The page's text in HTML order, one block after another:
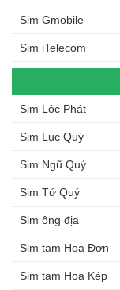
Sim Gmobile
Sim iTelecom
Sim Lộc Phát
Sim Lục Quý
Sim Ngũ Quý
Sim Tứ Quý
Sim ông địa
Sim tam Hoa Đơn
Sim tam Hoa Kép